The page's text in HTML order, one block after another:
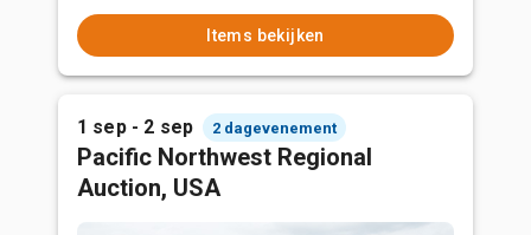
Items bekijken
1 sep - 2 sep 2 dagevenement
Pacific Northwest Regional
Auction, USA